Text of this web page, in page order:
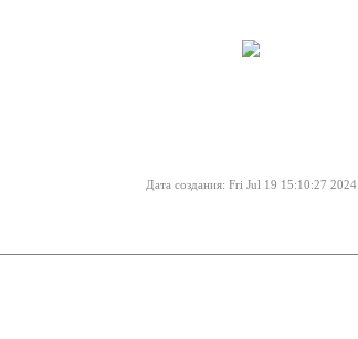
Дата создания: Fri Jul 19 15:10:27 2024